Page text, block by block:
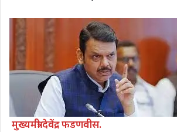
मुख्यमंत्री देवेंद्र फडणवीस.